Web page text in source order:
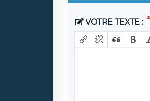
VOTRE TEXTE :